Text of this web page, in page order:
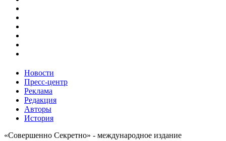
Новости
Пресс-центр
Реклама
Редакция
Авторы
История
«Совершенно Секретно» - международное издание